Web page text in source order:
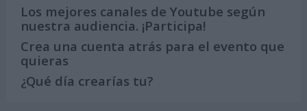
Los mejores canales de Youtube según
nuestra audiencia. ¡Participa!
Crea una cuenta atrás para el evento que
quieras
¿Qué día crearías tu?